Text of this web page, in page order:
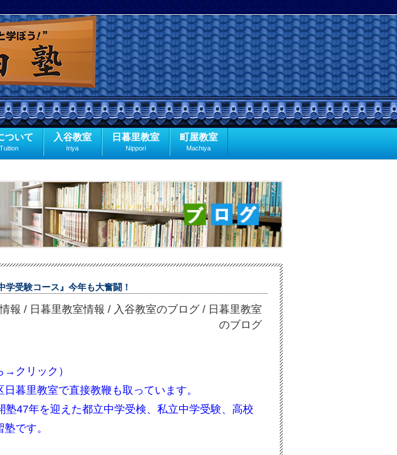
ついて 入谷教室
Iriya
日暮里教室
Nippori
町屋教室
Machiya
学受験コース』今年も大奮闘！
報 / 日暮里教室情報 / 入谷教室のブログ/ 日暮里教室
のブログ
→ クリック ）
暮里教室で直接教鞭も取っています。
塾47年を迎えた都立中学受検、私立中学受験、高校
です。